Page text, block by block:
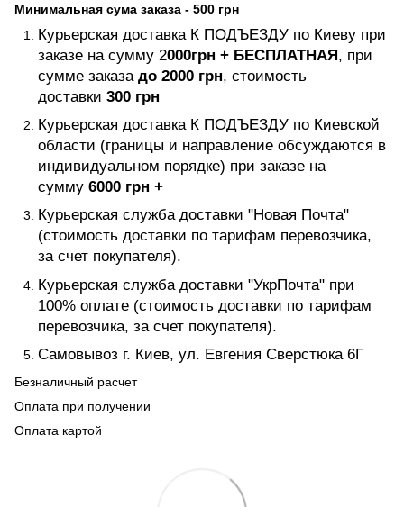
Минимальная сума заказа - 500 грн
Курьерская доставка К ПОДЪЕЗДУ по Киеву при
заказе на сумму 2000грн + БЕСПЛАТНАЯ, при
сумме заказа до 2000 грн, стоимость
доставки 300 грн
Курьерская доставка К ПОДЪЕЗДУ по Киевской
области (границы и направление обсуждаются в
индивидуальном порядке) при заказе на
сумму 6000 грн +
Курьерская служба доставки "Новая Почта"
(стоимость доставки по тарифам перевозчика,
за счет покупателя).
Курьерская служба доставки "УкрПочта" при
100% оплате (стоимость доставки по тарифам
перевозчика, за счет покупателя).
Самовывоз г. Киев, ул. Евгения Сверстюка 6Г
Безналичный расчет
Оплата при получении
Оплата картой